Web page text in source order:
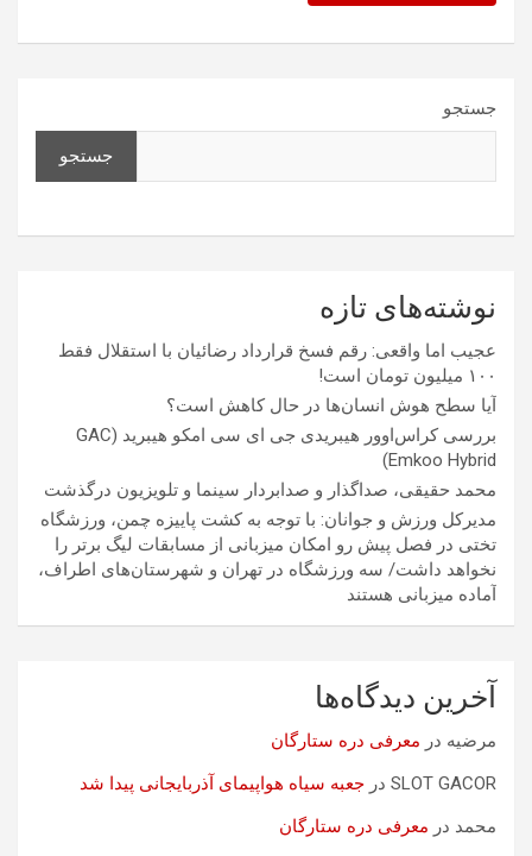
جستجو
جستجو
نوشته‌های تازه
عجیب اما واقعی: رقم فسخ قرارداد رضائیان با استقلال فقط
۱۰۰ میلیون تومان است!
آیا سطح هوش انسان‌ها در حال کاهش است؟
بررسی کراس‌اوور هیبریدی جی ای سی امکو هیبرید (GAC
Emkoo Hybrid)
محمد حقیقی، صداگذار و صدابردار سینما و تلویزیون درگذشت
مدیرکل ورزش و جوانان: با توجه به کشت پاییزه چمن، ورزشگاه
تختی در فصل پیش رو امکان میزبانی از مسابقات لیگ برتر را
نخواهد داشت/ سه ورزشگاه در تهران و شهرستان‌های اطراف،
آماده میزبانی هستند
آخرین دیدگاه‌ها
مرضیه در معرفی دره ستارگان
SLOT GACOR در جعبه سیاه هواپیمای آذربایجانی پیدا شد
محمد در معرفی دره ستارگان